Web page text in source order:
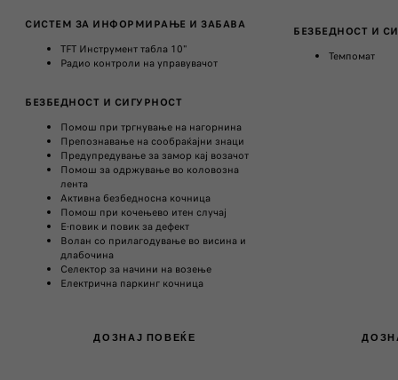
СИСТЕМ ЗА ИНФОРМИРАЊЕ И ЗАБАВА​
TFT Инструмент табла 10"
Радио контроли на управувачот
БЕЗБЕДНОСТ И СИГУРНОСТ​
Помош при тргнување на нагорнина
Препознавање на сообраќајни знаци​
Предупредување за замор кај возачот​
Помош за одржување во коловозна
лента
Активна безбедносна кочница
Помош при кочењево итен случај
Е-повик и повик за дефект​
Волан со прилагодување во висина и
длабочина
Селектор за начини на возење
Електрична паркинг кочница
ДОЗНАЈ ПОВЕЌЕ
БЕЗБЕДНОСТ И
Темпомат